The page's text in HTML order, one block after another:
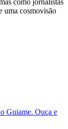
uma cosmovisão
Guiame. Ouça e